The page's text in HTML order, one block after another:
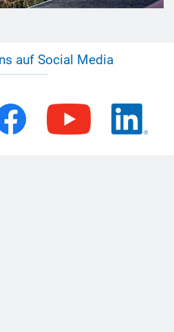
auf Social Media